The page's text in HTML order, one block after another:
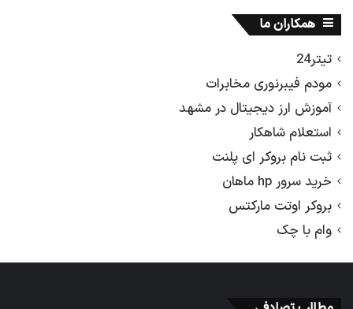
همکاران ما
تیتر24
مودم فیبرنوری مخابرات
آموزش ارز دیجیتال در مشهد
استعلام شاهکار
ثبت نام بروکر ای پلنت
خرید سرور hp ماهان
بروکر اوتت مارکتس
وام با چک